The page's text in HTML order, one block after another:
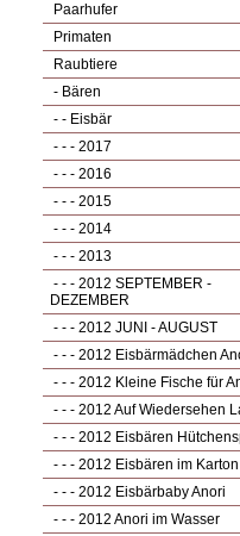
Paarhufer
Primaten
Raubtiere
- Bären
- - Eisbär
- - - 2017
- - - 2016
- - - 2015
- - - 2014
- - - 2013
- - - 2012 SEPTEMBER -
DEZEMBER
- - - 2012 JUNI - AUGUST
- - - 2012 Eisbärmädchen
- - - 2012 Kleine Fische für
- - - 2012 Auf Wiedersehen
- - - 2012 Eisbären
- - - 2012 Eisbären im Karton
- - - 2012 Eisbärbaby Anori
- - - 2012 Anori im Wasser